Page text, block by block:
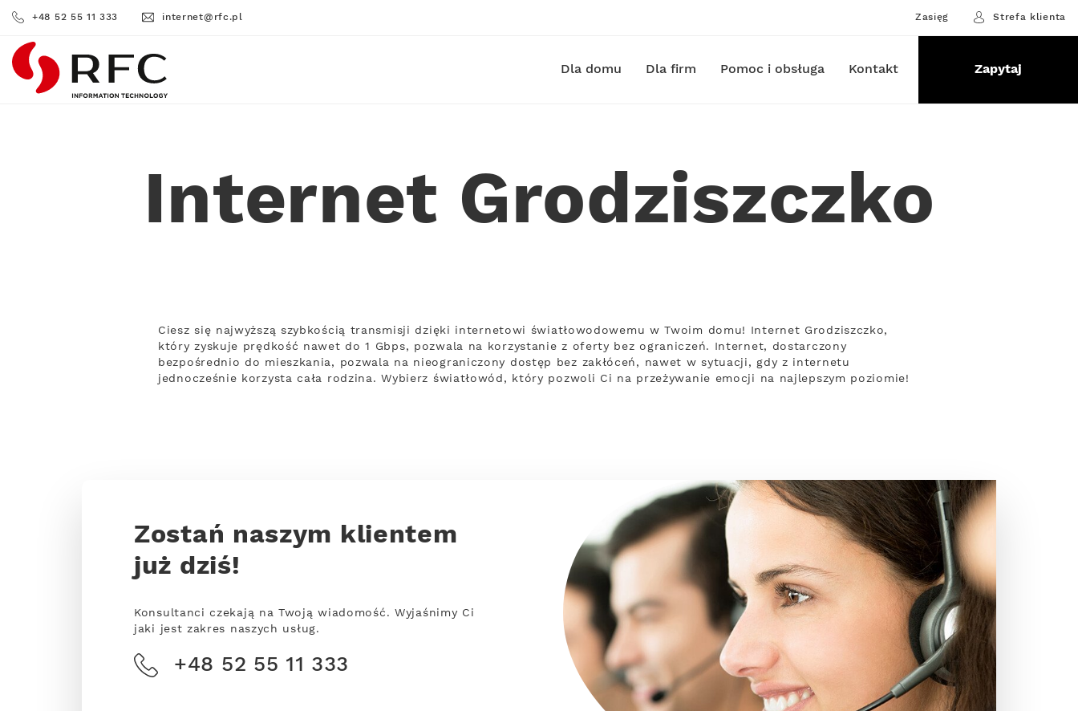
+48 52 55 11 333 internet@rfc.pl Zasięg Strefa klienta
RFC Dla domu Dla firm Pomoc i obsługa Kontakt Zapytaj
Internet Grodziszczko
Ciesz się najwyższą szybkością transmisji dzięki internetowi światłowodowemu w Twoim domu! Internet Grodziszczko,
który zyskuje prędkość nawet do 1 Gbps, pozwala na korzystanie z oferty bez ograniczeń. Internet, dostarczony
bezpośrednio do mieszkania, pozwala na nieograniczony dostęp bez zakłóceń, nawet w sytuacji, gdy z internetu
jednocześnie korzysta cała rodzina. Wybierz światłowód, który pozwoli Ci na przeżywanie emocji na najlepszym poziomie!
Zostań naszym klientem
już dziś!
Konsultanci czekają na Twoją wiadomość. Wyjaśnimy Ci
jaki jest zakres naszych usług.
+48 52 55 11 333